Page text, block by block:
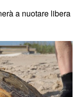
a nuotare libera